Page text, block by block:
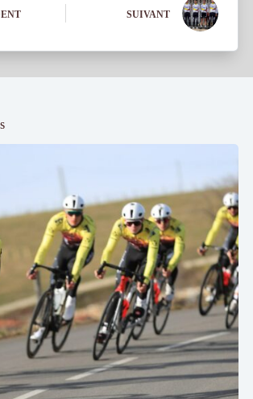
SUIVANT